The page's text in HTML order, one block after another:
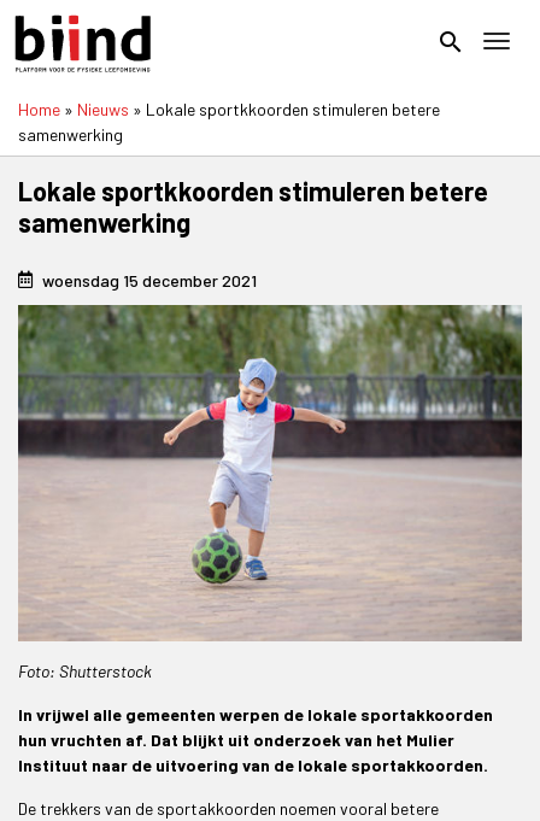
Overslaan
naar
inhoud
gaan
search
Home Nieuws
Lokale sportkkoorden stimuleren betere
samenwerking
Lokale sportkkoorden stimuleren betere
samenwerking
woensdag 15 december 2021
Foto: Shutterstock
In vrijwel alle gemeenten werpen de lokale sportakkoorden
hun vruchten af. Dat blijkt uit onderzoek van het Mulier
Instituut naar de uitvoering van de lokale sportakkoorden.
De trekkers van de sportakkoorden noemen vooral betere